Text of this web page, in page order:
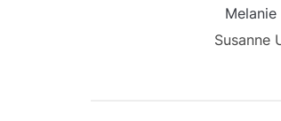
Melanie
Susanne